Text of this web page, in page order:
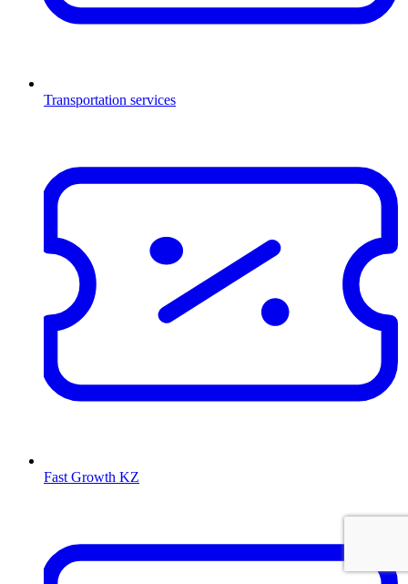
Transportation services
Fast Growth KZ